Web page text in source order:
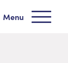
Menu